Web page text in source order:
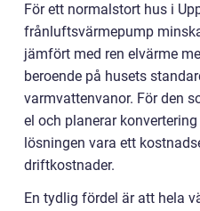
För ett normalstort hus i
frånluftsvärmepump
jämfört med ren elvärme
beroende på husets
varmvattenvanor. För den
el och planerar
lösningen vara ett
driftkostnader.
En tydlig fördel är att hela